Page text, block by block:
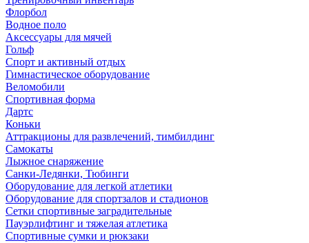
Флорбол
Водное поло
Аксессуары для мячей
Гольф
Спорт и активный отдых
Гимнастическое оборудование
Веломобили
Спортивная форма
Дартс
Коньки
Аттракционы для развлечений, тимбилдинг
Самокаты
Лыжное снаряжение
Санки-Ледянки, Тюбинги
Оборудование для легкой атлетики
Оборудование для спортзалов и стадионов
Сетки спортивные заградительные
Пауэрлифтинг и тяжелая атлетика
Спортивные сумки и рюкзаки